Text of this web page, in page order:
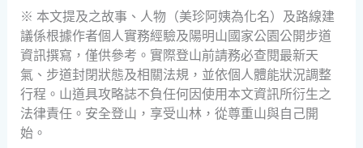
※ 本文提及之故事、人物（美珍阿姨為化名）及路線建
議係根據作者個人實務經驗及陽明山國家公園公開步道
資訊撰寫，僅供參考。實際登山前請務必查閱最新天
氣、步道封閉狀態及相關法規，並依個人體能狀況調整
行程。山道具攻略誌不負任何因使用本文資訊所衍生之
法律責任。安全登山，享受山林，從尊重山與自己開
始。